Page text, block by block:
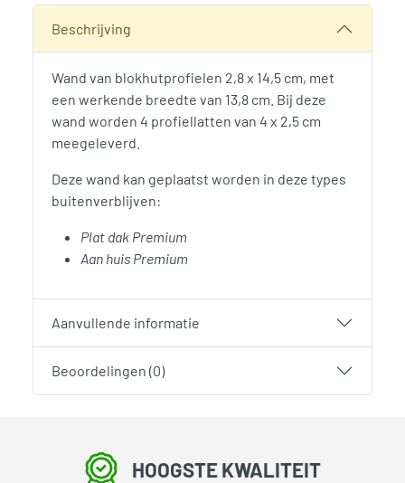
Beschrijving
Wand van blokhutprofielen 2,8 x 14,5 cm, met
een werkende breedte van 13,8 cm. Bij deze
wand worden 4 profiellatten van 4 x 2,5 cm
meegeleverd.
Deze wand kan geplaatst worden in deze types
buitenverblijven:
Plat dak Premium
Aan huis Premium
Aanvullende informatie
Beoordelingen (0)
HOOGSTE KWALITEIT